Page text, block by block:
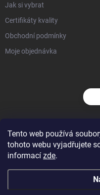
Tento web používá
tohoto webu vyjadřujete
informací zde.
Jak si vybrat
Certifikáty kvality
Obchodní podmínky
Moje objednávka